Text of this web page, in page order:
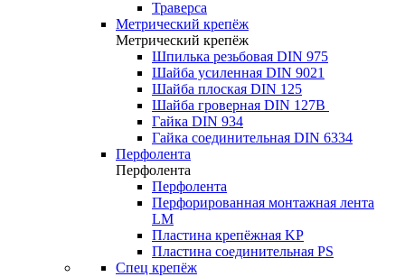
Траверса
Метрический крепёж
Метрический крепёж
Шпилька резьбовая DIN 975
Шайба усиленная DIN 9021
Шайба плоская DIN 125
Шайба гроверная DIN 127B
Гайка DIN 934
Гайка соединительная DIN 6334
Перфолента
Перфолента
Перфолента
Перфорированная монтажная лента
LM
Пластина крепёжная KP
Пластина соединительная PS
Спец крепёж